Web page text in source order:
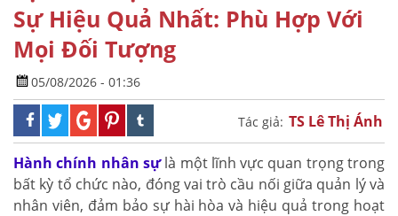
Sự Hiệu Quả Nhất: Phù Hợp Với
Mọi Đối Tượng
05/08/2026 - 01:36
Tác giả: TS Lê Thị Ánh
Hành chính nhân sựlà một lĩnh vực quan trọng trong
bất kỳ tổ chức nào, đóng vai trò cầu nối giữa quản lý và
nhân viên, đảm bảo sự hài hòa và hiệu quả trong hoạt